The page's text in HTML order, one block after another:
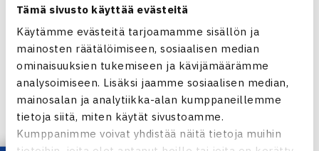
Tämä sivusto käyttää evästeitä
Käytämme evästeitä tarjoamamme sisällön ja
mainosten räätälöimiseen, sosiaalisen median
ominaisuuksien tukemiseen ja kävijämäärämme
analysoimiseen. Lisäksi jaamme sosiaalisen median,
mainosalan ja analytiikka-alan kumppaneillemme
tietoja siitä, miten käytät sivustoamme.
Kumppanimme voivat yhdistää näitä tietoja muihin
Keskiviikkona klo 17 on Henri Kontisen vuoro aloittaa
kaksinpeliurakkansa Talissa. Hän kohtaa kisan
seitsemänneksi sijoitetun Saksan Michael Berrerin, joka
viime viikolla voitti ATP Challenger-kisan kaksinpelin
Bratislavassa.
Kaksinpelin kaavio
Nelinpelin kaavio